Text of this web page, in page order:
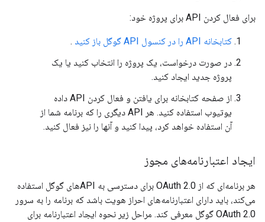
برای فعال کردن API برای پروژه خود:
کتابخانه API را در کنسول API گوگل باز کنید
.
در صورت درخواست، یک پروژه را انتخاب کنید یا یک
پروژه جدید ایجاد کنید.
از صفحه کتابخانه برای یافتن و فعال کردن API داده
یوتیوب استفاده کنید. هر API دیگری را که برنامه شما از
آن استفاده خواهد کرد، پیدا کنید و آنها را نیز فعال کنید.
ایجاد اعتبارنامه‌های مجوز
هر برنامه‌ای که از OAuth 2.0 برای دسترسی به APIهای گوگل استفاده
می‌کند، باید دارای اعتبارنامه‌های احراز هویت باشد که برنامه را به سرور
OAuth 2.0 گوگل معرفی کند. مراحل زیر نحوه ایجاد اعتبارنامه برای